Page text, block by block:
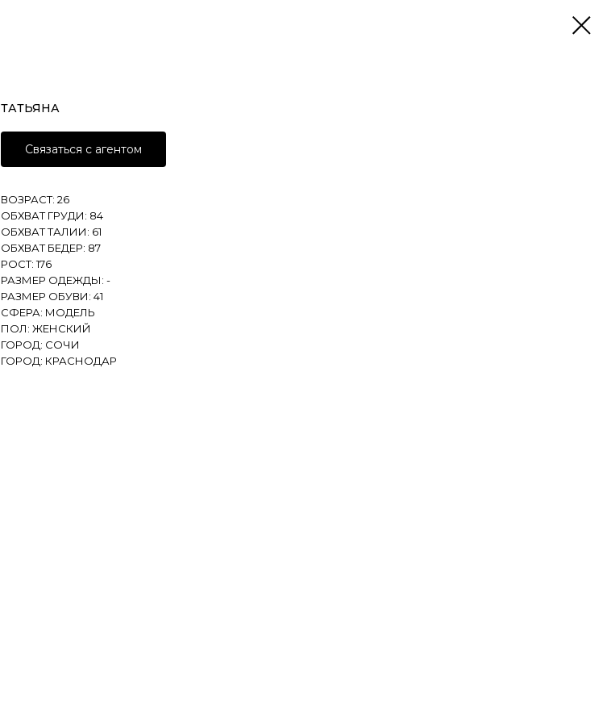
ТАТЬЯНА
Связаться с агентом
ВОЗРАСТ: 26
ОБХВАТ ГРУДИ: 84
ОБХВАТ ТАЛИИ: 61
ОБХВАТ БЕДЕР: 87
РОСТ: 176
РАЗМЕР ОДЕЖДЫ: -
РАЗМЕР ОБУВИ: 41
СФЕРА: МОДЕЛЬ
ПОЛ: ЖЕНСКИЙ
ГОРОД: СОЧИ
ГОРОД: КРАСНОДАР